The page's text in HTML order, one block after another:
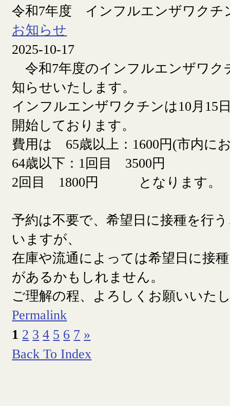
令和7年度 インフルエンザワクチ
お知らせ
2025-10-17
令和7年度のインフルエンザワク
知らせいたします。
インフルエンザワクチンは10月15
開始しております。
費用は 65歳以上：1600円(市内に
64歳以下：1回目 3500円
2回目 1800円 となります。
予約は不要で、希望日に接種を行
いますが、
在庫や流通によっては希望日に接
があるかもしれません。
ご理解の程、よろしくお願いいた
Permalink
1 2 3 4 5 6 7 »
Back To Index